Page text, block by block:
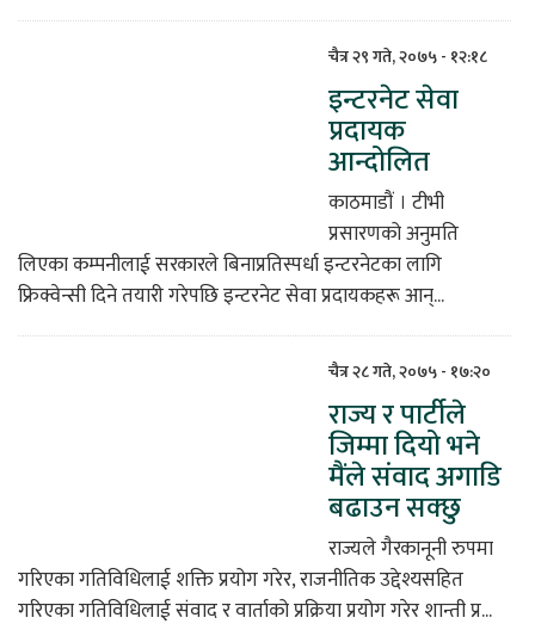
चैत्र २९ गते, २०७५ - १२:१८
इन्टरनेट सेवा
प्रदायक
आन्दोलित
काठमाडौं । टीभी
प्रसारणको अनुमति
लिएका कम्पनीलाई सरकारले बिनाप्रतिस्पर्धा इन्टरनेटका लागि
फ्रिक्वेन्सी दिने तयारी गरेपछि इन्टरनेट सेवा प्रदायकहरू आन्...
चैत्र २८ गते, २०७५ - १७:२०
राज्य र पार्टीले
जिम्मा दियो भने
मैंले संवाद अगाडि
बढाउन सक्छु
राज्यले गैरकानूनी रुपमा
गरिएका गतिविधिलाई शक्ति प्रयोग गरेर, राजनीतिक उद्देश्यसहित
गरिएका गतिविधिलाई संवाद र वार्ताको प्रक्रिया प्रयोग गरेर शान्ती प्र...